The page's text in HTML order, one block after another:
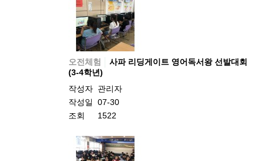
오전체험
사파 리딩게이트 영어독서왕 선발대회
(3-4학년)
작성자 관리자
작성일
07-30
조회
1522